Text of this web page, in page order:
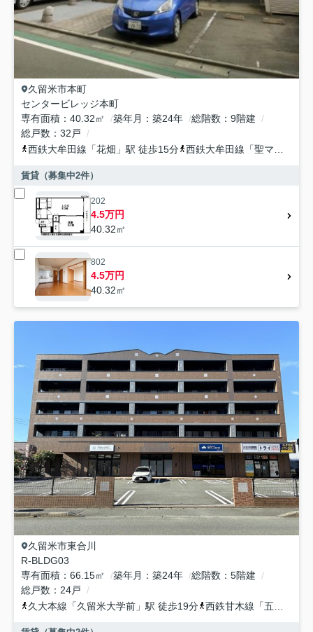
久留米市本町
センタービレッジ本町
専有面積
40.32㎡ 築年月 築24年 総階数
9階建
総戸数
32戸
西鉄大牟田線 「花畑 」駅 徒歩15分 西鉄大牟田線 「聖マリア病院前
賃貸（募集中2件）
202
4.5万円
40.32㎡
802
4.5万円
40.32㎡
久留米市東合川
R-BLDG03
専有面積
66.15㎡ 築年月 築24年 総階数
5階建
総戸数
24戸
久大本線 「久留米大学前 」駅 徒歩19分 西鉄甘木線 「五郎丸